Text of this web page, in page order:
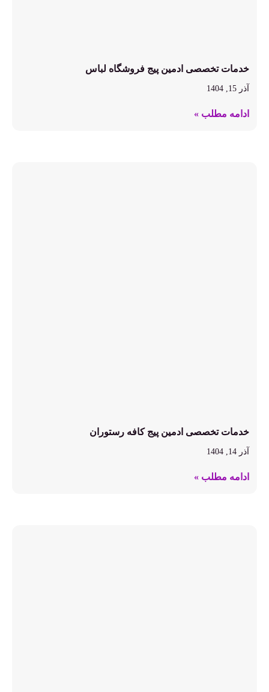
خدمات تخصصی ادمین پیج فروشگاه لباس
آذر 15, 1404
ادامه مطلب »
خدمات تخصصی ادمین پیج کافه رستوران
آذر 14, 1404
ادامه مطلب »